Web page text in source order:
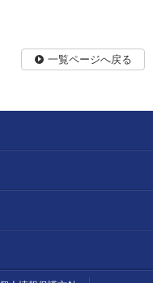
一覧ページへ戻る